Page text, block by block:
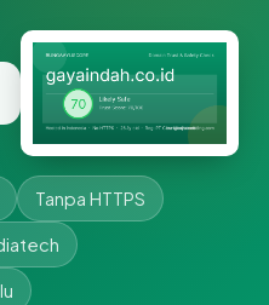
Tanpa HTTPS